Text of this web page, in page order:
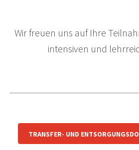
Wir freuen uns auf Ihre
intensiven und
TRANSFER- UND